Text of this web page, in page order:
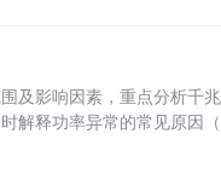
及影响因素，重点分析千
解释功率异常的常见原因